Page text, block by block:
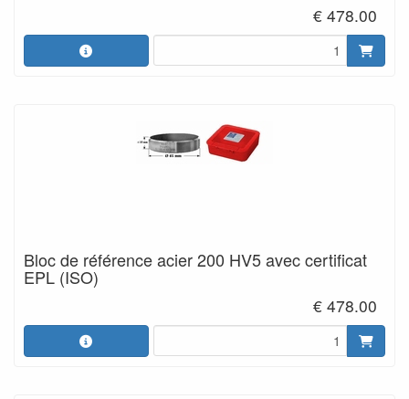
€ 478.00
Bloc de référence acier 200 HV5 avec certificat
EPL (ISO)
€ 478.00